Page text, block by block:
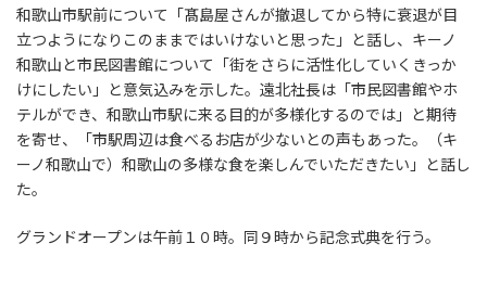
和歌山市駅前について「髙島屋さんが撤退してから特に衰退が目
立つようになりこのままではいけないと思った」と話し、キーノ
和歌山と市民図書館について「街をさらに活性化していくきっか
けにしたい」と意気込みを示した。遠北社長は「市民図書館やホ
テルができ、和歌山市駅に来る目的が多様化するのでは」と期待
を寄せ、「市駅周辺は食べるお店が少ないとの声もあった。（キ
ーノ和歌山で）和歌山の多様な食を楽しんでいただきたい」と話し
た。
グランドオープンは午前１０時。同９時から記念式典を行う。